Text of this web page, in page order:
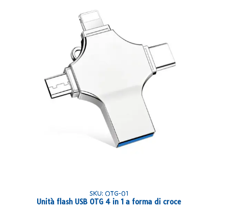
SKU: OTG-01
Unità flash USB OTG 4 in 1 a forma di croce